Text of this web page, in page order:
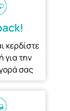
κερδίστε
για την
σας